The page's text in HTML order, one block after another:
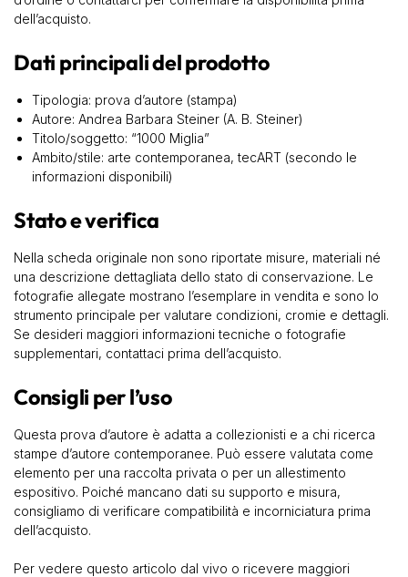
dell’acquisto.
Dati principali del prodotto
Tipologia: prova d’autore (stampa)
Autore: Andrea Barbara Steiner (A. B. Steiner)
Titolo/soggetto: “1000 Miglia”
Ambito/stile: arte contemporanea, tecART (secondo le
informazioni disponibili)
Stato e verifica
Nella scheda originale non sono riportate misure, materiali né
una descrizione dettagliata dello stato di conservazione. Le
fotografie allegate mostrano l’esemplare in vendita e sono lo
strumento principale per valutare condizioni, cromie e dettagli.
Se desideri maggiori informazioni tecniche o fotografie
supplementari, contattaci prima dell’acquisto.
Consigli per l’uso
Questa prova d’autore è adatta a collezionisti e a chi ricerca
stampe d’autore contemporanee. Può essere valutata come
elemento per una raccolta privata o per un allestimento
espositivo. Poiché mancano dati su supporto e misura,
consigliamo di verificare compatibilità e incorniciatura prima
dell’acquisto.
Per vedere questo articolo dal vivo o ricevere maggiori